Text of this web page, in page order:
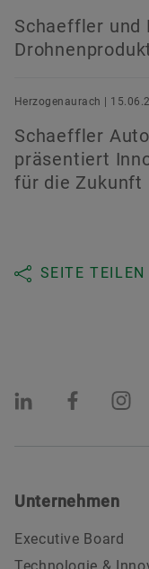
Schaeffler und
Herzogenaurach |
Schaeffler
präsentiert
für die Zukunft
SEITE TEILEN
Unternehmen
Executive Board